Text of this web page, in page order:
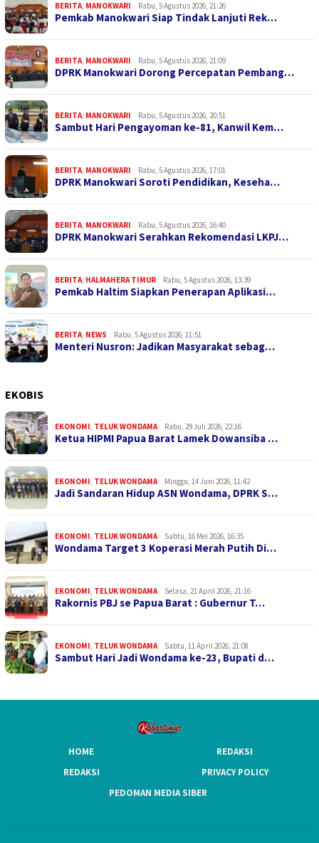
BERITA, MANOKWARI Rabu, 5 Agustus 2026, 21:26
Pemkab Manokwari Siap Tindak Lanjuti Rek…
BERITA, MANOKWARI Rabu, 5 Agustus 2026, 21:09
DPRK Manokwari Dorong Percepatan Pembang…
BERITA, MANOKWARI Rabu, 5 Agustus 2026, 20:51
Sambut Hari Pengayoman ke-81, Kanwil Kem…
BERITA, MANOKWARI Rabu, 5 Agustus 2026, 17:01
DPRK Manokwari Soroti Pendidikan, Keseha…
BERITA, MANOKWARI Rabu, 5 Agustus 2026, 16:40
DPRK Manokwari Serahkan Rekomendasi LKPJ…
BERITA, HALMAHERA TIMUR Rabu, 5 Agustus 2026, 13:39
Pemkab Haltim Siapkan Penerapan Aplikasi…
BERITA, NEWS Rabu, 5 Agustus 2026, 11:51
Menteri Nusron: Jadikan Masyarakat sebag…
EKOBIS
EKONOMI, TELUK WONDAMA Rabu, 29 Juli 2026, 22:16
Ketua HIPMI Papua Barat Lamek Dowansiba …
EKONOMI, TELUK WONDAMA Minggu, 14 Juni 2026, 11:42
Jadi Sandaran Hidup ASN Wondama, DPRK S…
EKONOMI, TELUK WONDAMA Sabtu, 16 Mei 2026, 16:35
Wondama Target 3 Koperasi Merah Putih Di…
EKONOMI, TELUK WONDAMA Selasa, 21 April 2026, 21:16
Rakornis PBJ se Papua Barat : Gubernur T…
EKONOMI, TELUK WONDAMA Sabtu, 11 April 2026, 21:08
Sambut Hari Jadi Wondama ke-23, Bupati d…
HOME
REDAKSI
REDAKSI
PRIVACY POLICY
PEDOMAN MEDIA SIBER